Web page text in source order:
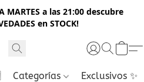
MARTES a las 21:00 descubre
en STOCK!
Categorías Exclusivos ✨